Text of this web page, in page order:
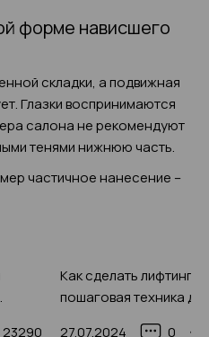
форме нависшего
складки, а подвижная
Глазки воспринимаются
салона не рекомендуют
тенями нижнюю часть.
частичное нанесение –
23290
Как сделать лифтинг-
пошаговая техника
27.07.2024 0